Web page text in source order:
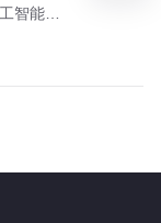
智能大
语音指
旁。